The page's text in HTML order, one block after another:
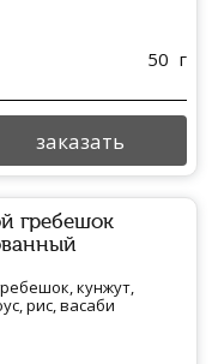
50 г
заказать
гребешок
кунжут,
рис, васаби